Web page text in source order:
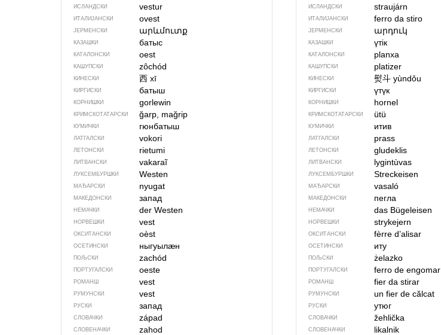
ИСЛАНДСКИ vestur
ИТАЛИЈАНСКИ ovest
ЈЕРМЕНСКИ արևմուտք
КАЗАШКИ батыс
КАТАЛОНСКИ oest
КАШУПСКИ zôchód
КИНЕСКИ 西 xī
КИРГИСКИ батыш
КОРНИШКИ gorlewin
КРИМСКОТАТАРСКИ ğarp, mağrip
КУМИЧКИ гюнбатыш
ЛАТГАЛСКИ vokori
ЛЕТОНСКИ rietumi
ЛИТВАНСКИ vakaraĩ
ЛУКСЕМБУРШКИ Westen
МАЂАРСКИ nyugat
МАКЕДОНСКИ запад
НЕМАЧКИ der Westen
НОРВЕШКИ vest
ОКСИТАНСКИ oèst
ОСЕТИНСКИ ныгуылӕн
ПОЉСКИ zachód
ПОРТУГАЛСКИ oeste
РОМАНШ vest
РУМУНСКИ vest
РУСКИ запад
СЛОВАЧКИ západ
СЛОВЕНАЧКИ zahod
ИСЛАНДСКИ straujárn
ИТАЛИЈАНСКИ ferro da stiro
ЈЕРМЕНСКИ արդուկ
КАЗАШКИ үтік
КАТАЛОНСКИ planxa
КАШУПСКИ platizer
КИНЕСКИ 熨斗 yùndǒu
КИРГИСКИ үтүк
КОРНИШКИ hornel
КРИМСКОТАТАРСКИ ütü
КУМИЧКИ итив
ЛАТГАЛСКИ prass
ЛЕТОНСКИ gludeklis
ЛИТВАНСКИ lygintùvas
ЛУКСЕМБУРШКИ Streckeisen
МАЂАРСКИ vasaló
МАКЕДОНСКИ пегла
НЕМАЧКИ das Bügeleisen
НОРВЕШКИ strykejern
ОКСИТАНСКИ fèrre d’alisar
ОСЕТИНСКИ иту
ПОЉСКИ żelazko
ПОРТУГАЛСКИ ferro de engomar
РОМАНШ fier da stirar
РУМУНСКИ un fier de călcat
РУСКИ утюг
СЛОВАЧКИ žehlička
СЛОВЕНАЧКИ likalnik